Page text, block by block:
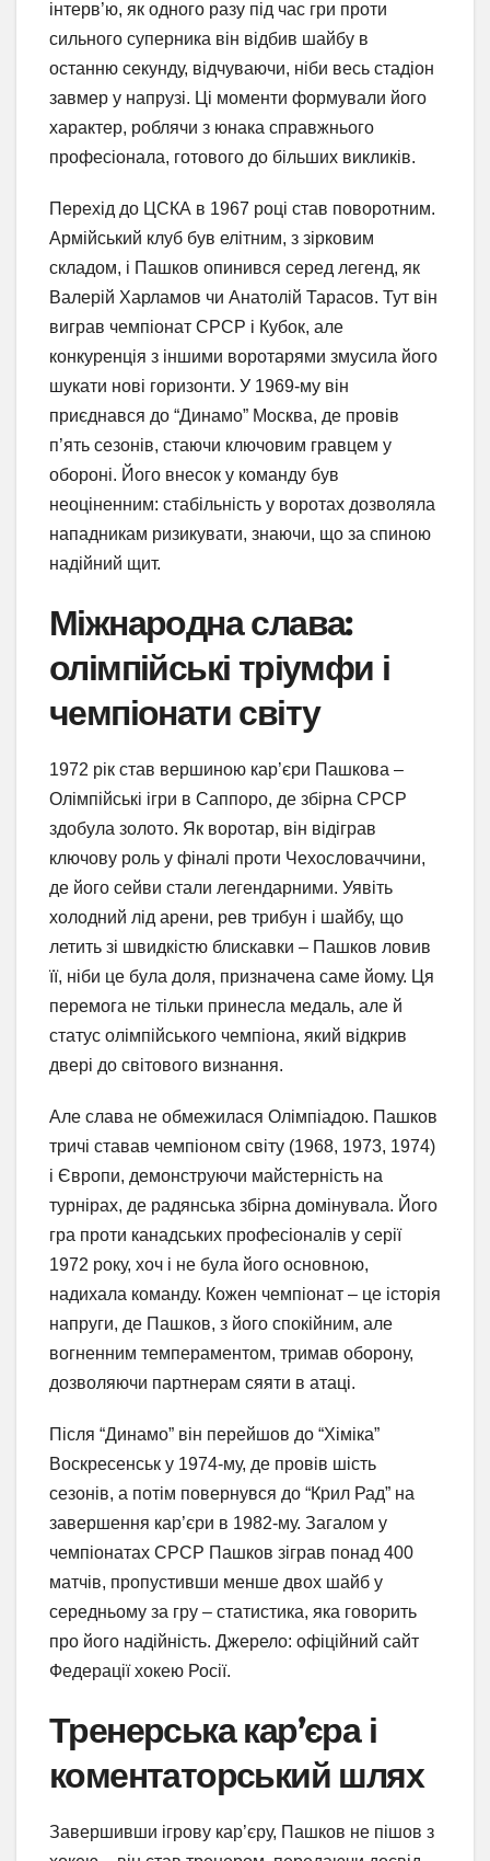
інтерв’ю, як одного разу під час гри проти
сильного суперника він відбив шайбу в
останню секунду, відчуваючи, ніби весь стадіон
завмер у напрузі. Ці моменти формували його
характер, роблячи з юнака справжнього
професіонала, готового до більших викликів.
Перехід до ЦСКА в 1967 році став поворотним.
Армійський клуб був елітним, з зірковим
складом, і Пашков опинився серед легенд, як
Валерій Харламов чи Анатолій Тарасов. Тут він
виграв чемпіонат СРСР і Кубок, але
конкуренція з іншими воротарями змусила його
шукати нові горизонти. У 1969-му він
приєднався до “Динамо” Москва, де провів
п’ять сезонів, стаючи ключовим гравцем у
обороні. Його внесок у команду був
неоціненним: стабільність у воротах дозволяла
нападникам ризикувати, знаючи, що за спиною
надійний щит.
Міжнародна слава:
олімпійські тріумфи і
чемпіонати світу
1972 рік став вершиною кар’єри Пашкова –
Олімпійські ігри в Саппоро, де збірна СРСР
здобула золото. Як воротар, він відіграв
ключову роль у фіналі проти Чехословаччини,
де його сейви стали легендарними. Уявіть
холодний лід арени, рев трибун і шайбу, що
летить зі швидкістю блискавки – Пашков ловив
її, ніби це була доля, призначена саме йому. Ця
перемога не тільки принесла медаль, але й
статус олімпійського чемпіона, який відкрив
двері до світового визнання.
Але слава не обмежилася Олімпіадою. Пашков
тричі ставав чемпіоном світу (1968, 1973, 1974)
і Європи, демонструючи майстерність на
турнірах, де радянська збірна домінувала. Його
гра проти канадських професіоналів у серії
1972 року, хоч і не була його основною,
надихала команду. Кожен чемпіонат – це історія
напруги, де Пашков, з його спокійним, але
вогненним темпераментом, тримав оборону,
дозволяючи партнерам сяяти в атаці.
Після “Динамо” він перейшов до “Хіміка”
Воскресенськ у 1974-му, де провів шість
сезонів, а потім повернувся до “Крил Рад” на
завершення кар’єри в 1982-му. Загалом у
чемпіонатах СРСР Пашков зіграв понад 400
матчів, пропустивши менше двох шайб у
середньому за гру – статистика, яка говорить
про його надійність. Джерело: офіційний сайт
Федерації хокею Росії.
Тренерська кар’єра і
коментаторський шлях
Завершивши ігрову кар’єру, Пашков не пішов з